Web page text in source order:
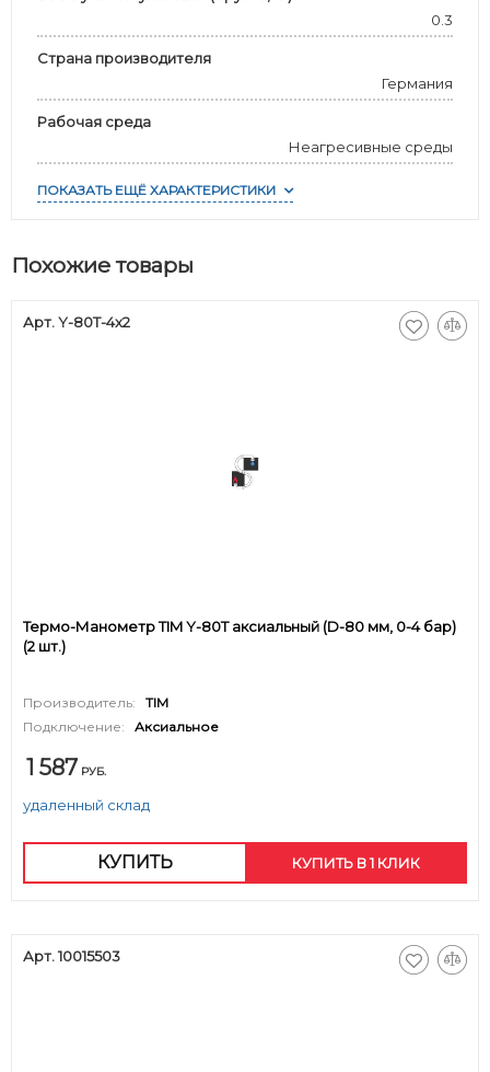
0.3
Страна производителя
Германия
Рабочая среда
Неагресивные среды
ПОКАЗАТЬ ЕЩЁ ХАРАКТЕРИСТИКИ
Похожие товары
Арт. Y-80T-4x2
Термо-Манометр TIM Y-80T аксиальный (D-80 мм, 0-4 бар)
(2 шт.)
Производитель:
TIM
Подключение:
Аксиальное
1 587 РУБ.
удаленный склад
КУПИТЬ КУПИТЬ В 1 КЛИК
Арт. 10015503